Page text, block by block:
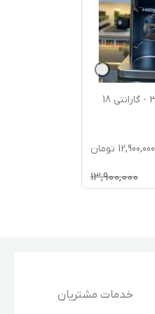
آسیاب قهوه نوا مدل 3667 - گارانتی 18
12,900,000 تومان
13,900,000
خدمات مشتریان